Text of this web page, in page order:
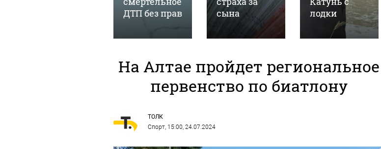
ДТП без прав
сына
лодки
На Алтае пройдет региональное
первенство по биатлону
ТОЛК
Спорт, 15:00, 24.07.2024